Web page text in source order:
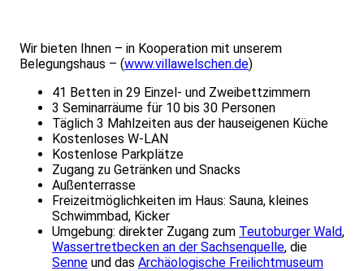
Wir bieten Ihnen – in Kooperation mit unserem
Belegungshaus – (www.villawelschen.de)
41 Betten in 29 Einzel- und Zweibettzimmern
3 Seminarräume für 10 bis 30 Personen
Täglich 3 Mahlzeiten aus der hauseigenen Küche
Kostenloses W-LAN
Kostenlose Parkplätze
Zugang zu Getränken und Snacks
Außenterrasse
Freizeitmöglichkeiten im Haus: Sauna, kleines
Schwimmbad, Kicker
Umgebung: direkter Zugang zum Teutoburger Wald,
Wassertretbecken an der Sachsenquelle, die
Senne und das Archäologische Freilichtmuseum